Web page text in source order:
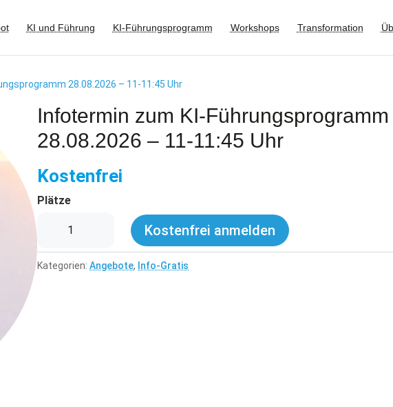
KI und Führung KI-Führungsprogramm Workshops Transformation
28.08.2026 – 11-11:45 Uhr
Infotermin zum KI-Führungsprogramm
28.08.2026 – 11-11:45 Uhr
Kostenfrei
Plätze
Kostenfrei anmelden
Kategorien:Angebote, Info-Gratis